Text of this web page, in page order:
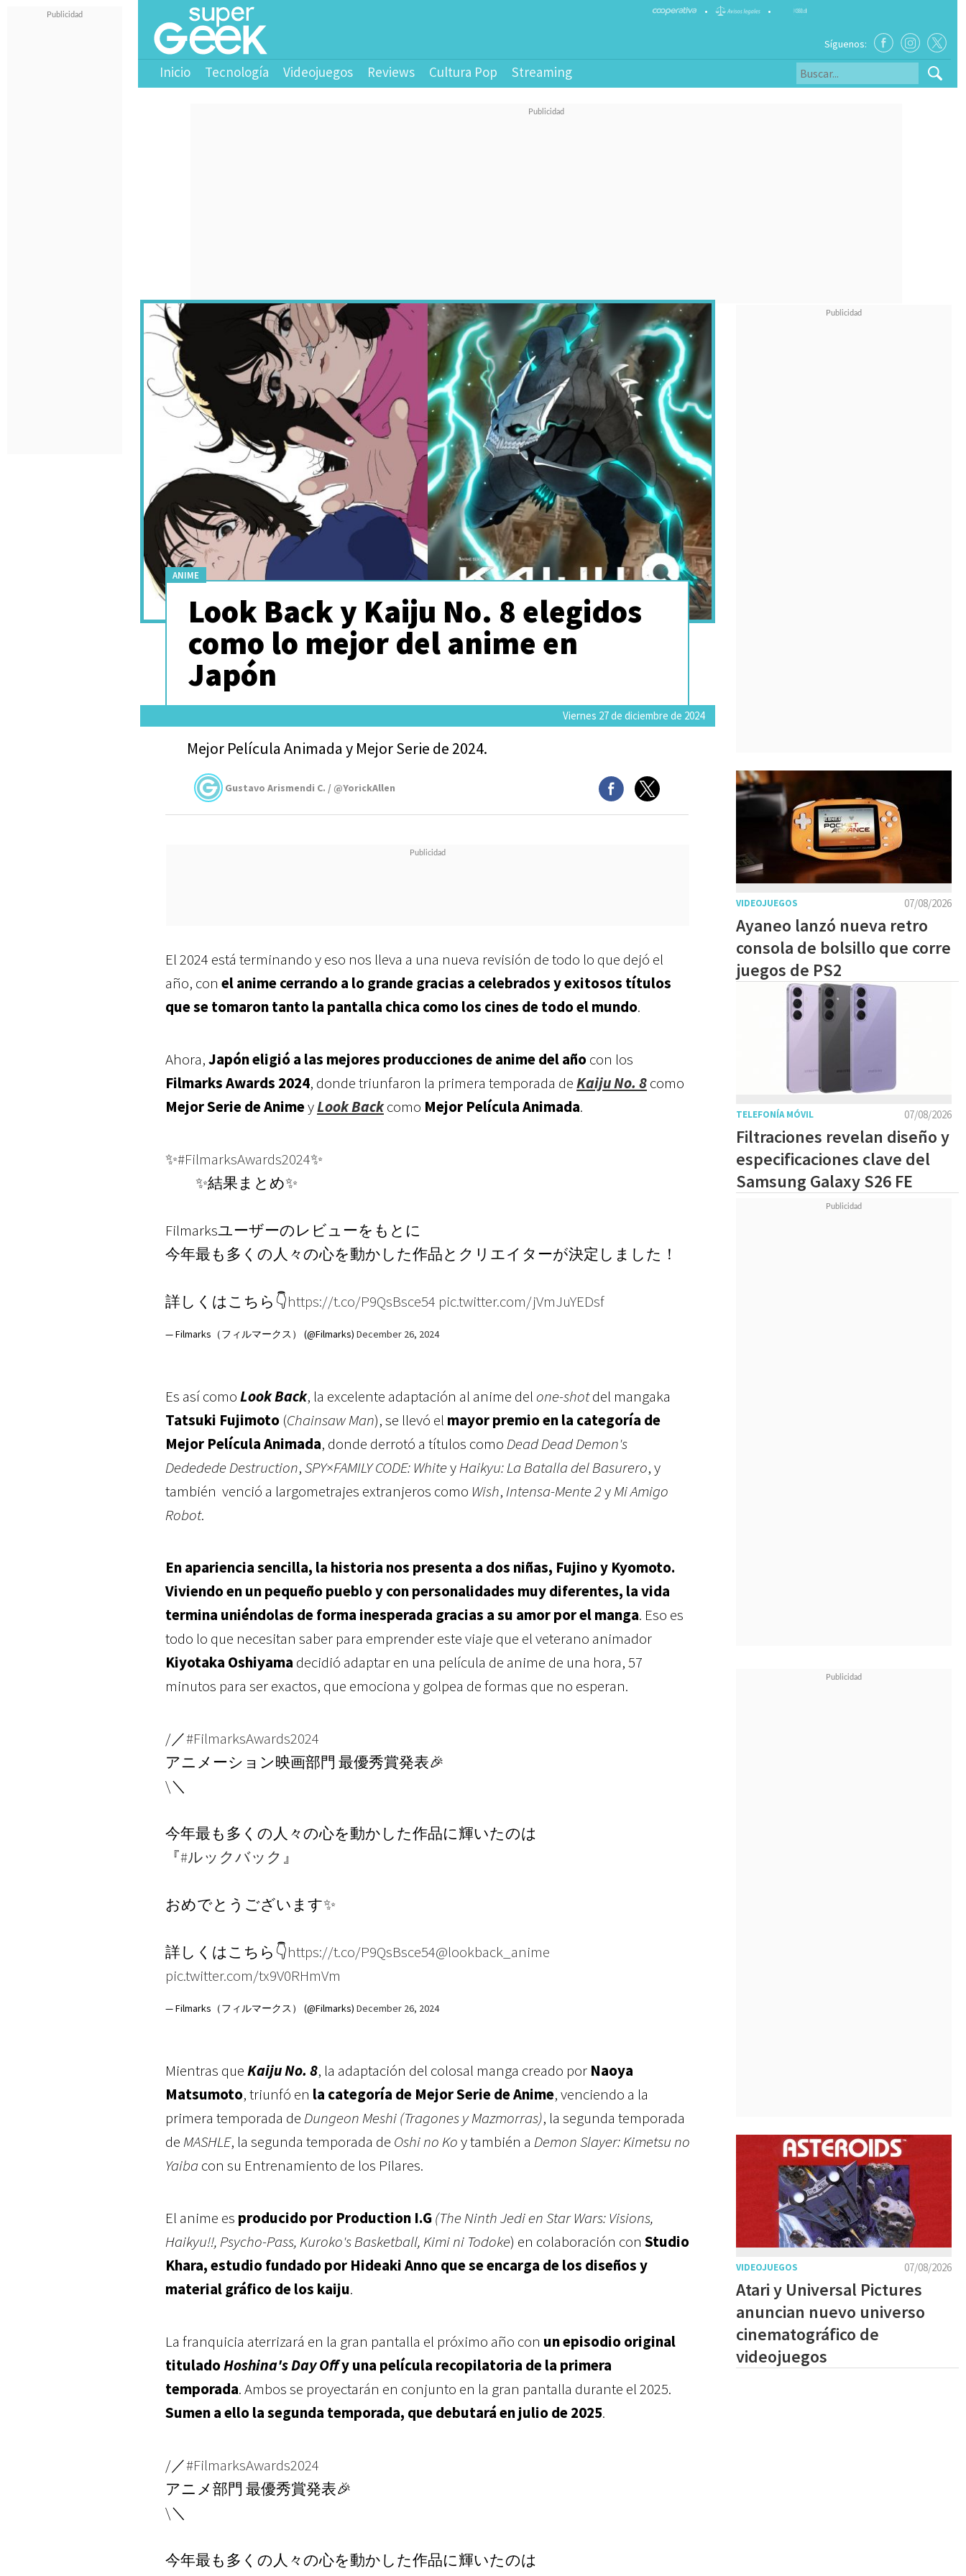
• •
Síguenos:
Inicio Tecnología Videojuegos Reviews Cultura Pop Streaming
ANIME
Look Back y Kaiju No. 8 elegidos
como lo mejor del anime en
Japón
Viernes 27 de diciembre de 2024
Mejor Película Animada y Mejor Serie de 2024.
Gustavo Arismendi C. / @YorickAllen
El 2024 está terminando y eso nos lleva a una nueva revisión de todo lo que dejó el
año, con el anime cerrando a lo grande gracias a celebrados y exitosos títulos
que se tomaron tanto la pantalla chica como los cines de todo el mundo.
Ahora,Japón eligió a las mejores producciones de anime del añocon los
Filmarks Awards 2024, donde triunfaron la primera temporada deKaiju No. 8como
Mejor Serie de AnimeyLook Backcomo Mejor Película Animada.
✨#FilmarksAwards2024✨
✨結果まとめ✨
Filmarksユーザーのレビューをもとに
今年最も多くの人々の心を動かした作品とクリエイターが決定しました！
詳しくはこちら👇https://t.co/P9QsBsce54 pic.twitter.com/jVmJuYEDsf
— Filmarks（フィルマークス） (@Filmarks) December 26, 2024
Es así comoLook Back, la excelente adaptación al anime del one-shotdel mangaka
Tatsuki Fujimoto (Chainsaw Man), se llevó el mayor premio en la categoría de
Mejor Película Animada, donde derrotó a títulos como Dead Dead Demon's
Dededede Destruction,SPY×FAMILY CODE: WhiteyHaikyu: La Batalla del Basurero,y
también venció a largometrajes extranjeros como Wish, Intensa-Mente 2yMi Amigo
Robot.
En apariencia sencilla, la historia nos presenta a dos niñas, Fujino y Kyomoto.
Viviendo en un pequeño pueblo y con personalidades muy diferentes, la vida
termina uniéndolas de forma inesperada gracias a su amor por el manga. Eso es
todo lo que necesitan saber para emprender este viaje que el veterano animador
Kiyotaka Oshiyama decidió adaptar en una película de anime de una hora, 57
minutos para ser exactos, que emociona y golpea de formas que no esperan.
/／#FilmarksAwards2024
アニメーション映画部門 最優秀賞発表🎉
\＼
今年最も多くの⼈々の⼼を動かした作品に輝いたのは
『#ルックバック 』
おめでとうございます✨
詳しくはこちら👇https://t.co/P9QsBsce54@lookback_anime
pic.twitter.com/tx9V0RHmVm
— Filmarks（フィルマークス） (@Filmarks) December 26, 2024
Mientras queKaiju No. 8, la adaptación del colosal manga creado por Naoya
Matsumoto, triunfó en la categoría de Mejor Serie de Anime, venciendo a la
primera temporada de Dungeon Meshi (Tragones y Mazmorras), la segunda temporada
de MASHLE, la segunda temporada de Oshi no Koy también a Demon Slayer: Kimetsu no
Yaiba con su Entrenamiento de los Pilares.
El anime es producido por Production I.G(The Ninth Jedi en Star Wars: Visions,
Haikyu!!, Psycho-Pass, Kuroko's Basketball, Kimi ni Todoke) en colaboración con Studio
Khara, estudio fundado por Hideaki Anno que se encarga de los diseños y
material gráfico de los kaiju.
La franquicia aterrizará en la gran pantalla el próximo año con un episodio original
tituladoHoshina's Day Offy una película recopilatoria de la primera
temporada. Ambos se proyectarán en conjunto en la gran pantalla durante el 2025.
Sumen a ello la segunda temporada, que debutará en julio de 2025.
/／#FilmarksAwards2024
アニメ部門 最優秀賞発表🎉
\＼
今年最も多くの⼈々の⼼を動かした作品に輝いたのは
07/08/2026
VIDEOJUEGOS
Ayaneo lanzó nueva retro
consola de bolsillo que corre
juegos de PS2
07/08/2026
TELEFONÍA MÓVIL
Filtraciones revelan diseño y
especificaciones clave del
Samsung Galaxy S26 FE
07/08/2026
VIDEOJUEGOS
Atari y Universal Pictures
anuncian nuevo universo
cinematográfico de
videojuegos